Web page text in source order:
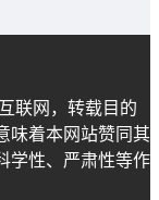
联网，转载目的
味着本网站赞同其
学性、严肃性等作